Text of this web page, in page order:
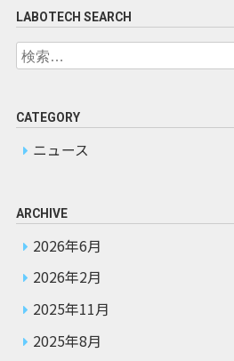
LABOTECH SEARCH
検
索:
CATEGORY
ニュース
ARCHIVE
2026年6月
2026年2月
2025年11月
2025年8月